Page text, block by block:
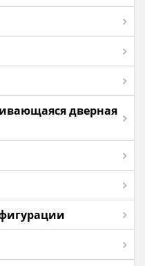
дверная